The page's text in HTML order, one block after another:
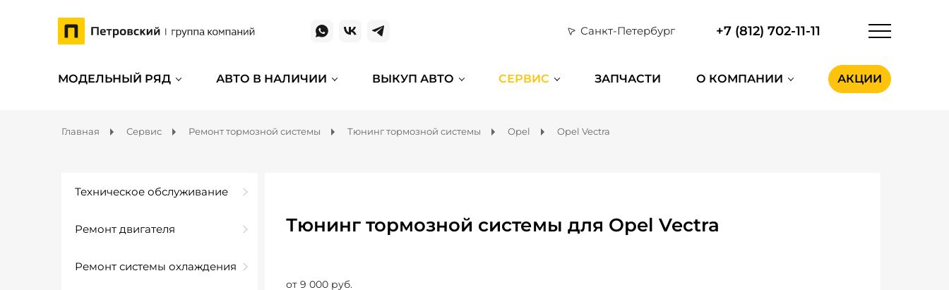
Санкт-Петербург +7 (812) 702-11-11
МОДЕЛЬНЫЙ РЯД АВТО В НАЛИЧИИ ВЫКУП АВТО СЕРВИС ЗАПЧАСТИ О КОМПАНИИ АКЦИИ
Главная Сервис Ремонт тормозной системы Тюнинг тормозной системы Opel Opel Vectra
Техническое обслуживание
Ремонт двигателя
Ремонт системы охлаждения
Тюнинг тормозной системы для Opel Vectra
от 9 000 руб.